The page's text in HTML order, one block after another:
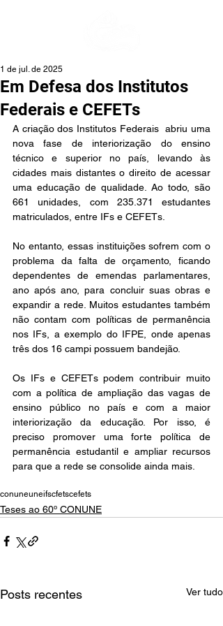
Em Defesa dos Institutos
Federais e CEFETs
1 de jul. de 2025
A criação dos Institutos Federais  abriu uma
nova fase de interiorização do ensino
técnico e superior no país, levando às
cidades mais distantes o direito de acessar
uma educação de qualidade. Ao todo, são
661 unidades, com 235.371 estudantes
matriculados, entre IFs e CEFETs.
No entanto, essas instituições sofrem com o
problema da falta de orçamento, ficando
dependentes de emendas parlamentares,
ano após ano, para concluir suas obras e
expandir a rede. Muitos estudantes também
não contam com políticas de permanência
nos IFs, a exemplo do IFPE, onde apenas
três dos 16 campi possuem bandejão.
Os IFs e CEFETs podem contribuir muito
com a política de ampliação das vagas de
ensino público no país e com a maior
interiorização da educação. Por isso, é
preciso promover uma forte política de
permanência estudantil e ampliar recursos
para que a rede se consolide ainda mais.
conuneuneifscfetscefets
Teses ao 60º CONUNE
Posts recentes Ver tudo